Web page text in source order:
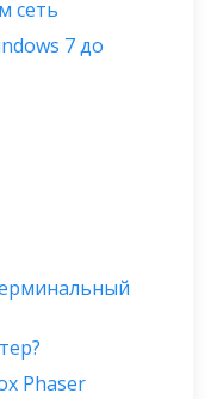
сеть
7 до
Phaser